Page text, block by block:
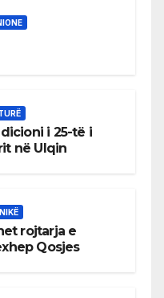
i 25-të i
në Ulqin
rojtarja e
Qosjes